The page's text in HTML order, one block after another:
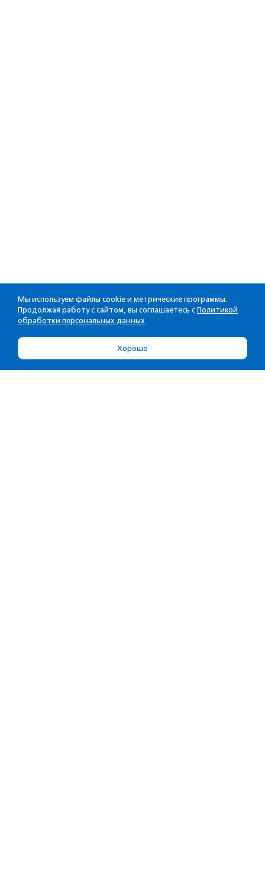
Мы используем файлы cookie и метрические программы.
Продолжая работу с сайтом, вы соглашаетесь с Политикой
обработки персональных данных
Хорошо